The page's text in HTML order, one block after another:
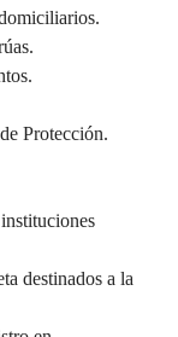
Protección.
destinados a la